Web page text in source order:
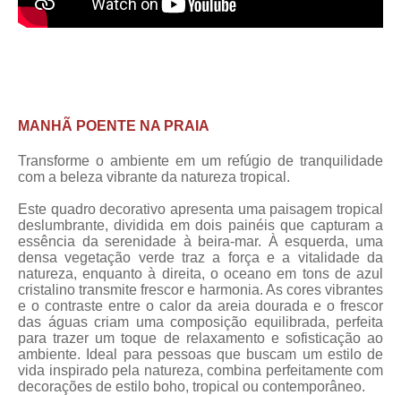
MANHÃ POENTE NA PRAIA
Transforme o ambiente em um refúgio de tranquilidade
com a beleza vibrante da natureza tropical.
Este quadro decorativo apresenta uma paisagem tropical
deslumbrante, dividida em dois painéis que capturam a
essência da serenidade à beira-mar. À esquerda, uma
densa vegetação verde traz a força e a vitalidade da
natureza, enquanto à direita, o oceano em tons de azul
cristalino transmite frescor e harmonia. As cores vibrantes
e o contraste entre o calor da areia dourada e o frescor
das águas criam uma composição equilibrada, perfeita
para trazer um toque de relaxamento e sofisticação ao
ambiente. Ideal para pessoas que buscam um estilo de
vida inspirado pela natureza, combina perfeitamente com
decorações de estilo boho, tropical ou contemporâneo.